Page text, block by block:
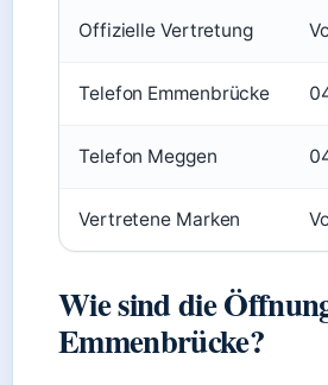
Offizielle Vertretung
Telefon Emmenbrücke
Telefon Meggen
Vertretene Marken
Wie sind die
Emmenbrücke?